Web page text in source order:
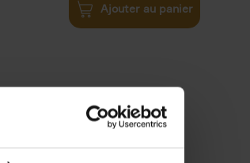
Ajouter au panier
35,50